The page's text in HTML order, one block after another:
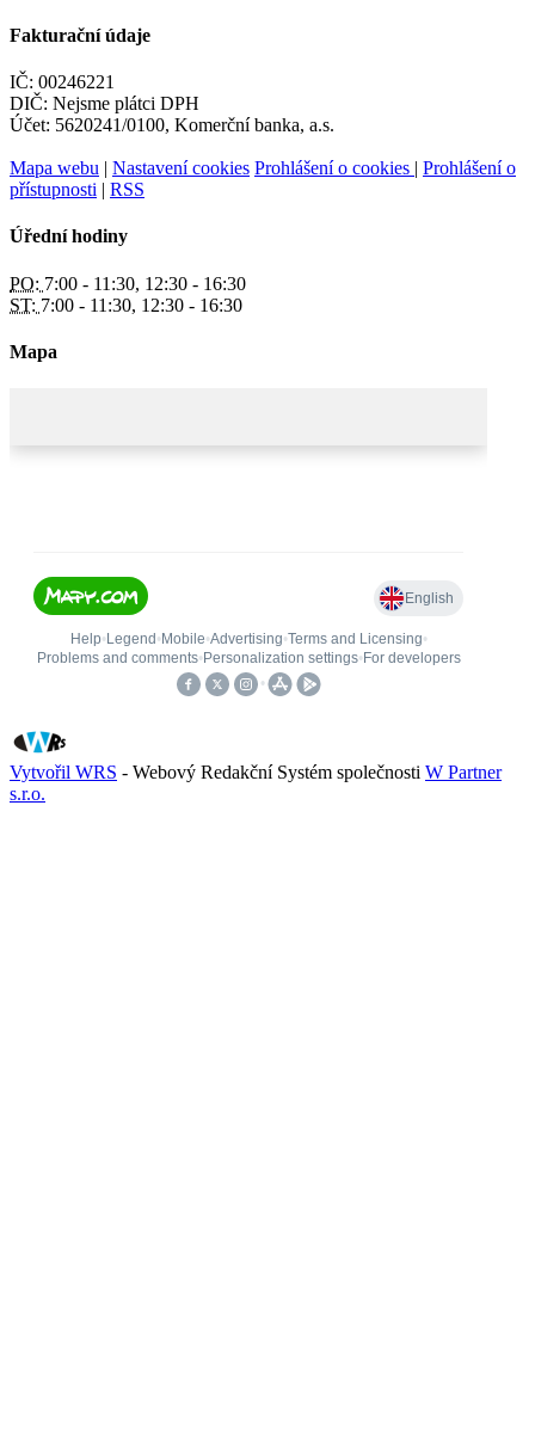
Fakturační údaje
IČ: 00246221
DIČ: Nejsme plátci DPH
Účet: 5620241/0100, Komerční banka, a.s.
Mapa webu | Nastavení cookies Prohlášení o cookies | Prohlášení o
přístupnosti | RSS
Úřední hodiny
PO: 7:00 - 11:30, 12:30 - 16:30
ST: 7:00 - 11:30, 12:30 - 16:30
Mapa
Vytvořil WRS - Webový Redakční Systém společnosti W Partner
s.r.o.